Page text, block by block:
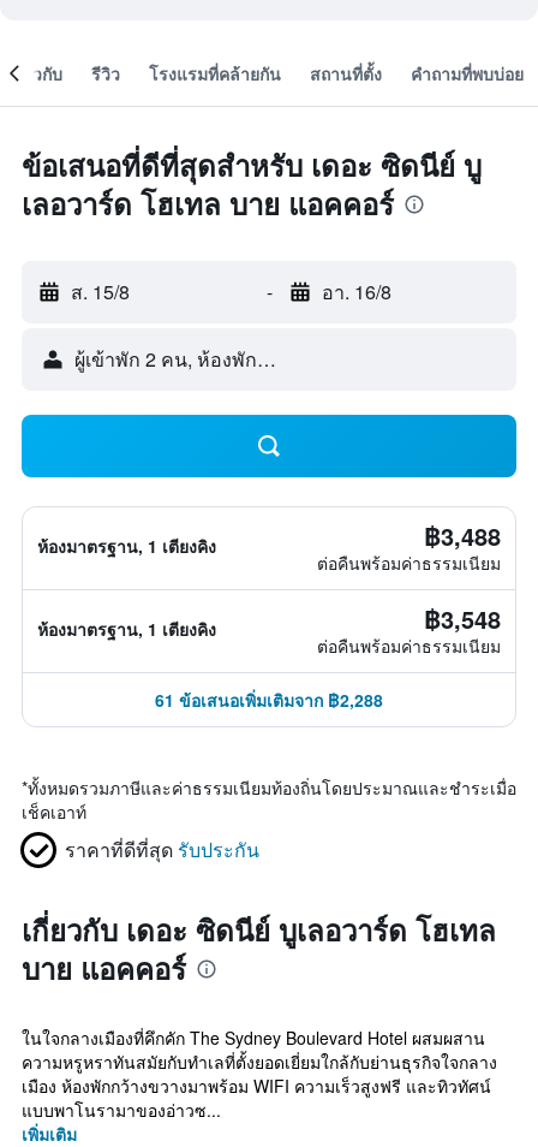
เกี่ยวกับ รีวิว โรงแรมที่คล้ายกัน สถานที่ตั้ง คำถามที่พบบ่อย
ข้อเสนอที่ดีที่สุดสำหรับ เดอะ ซิดนีย์ บู
เลอวาร์ด โฮเทล บาย แอคคอร์
ส. 15/8 - อา. 16/8
ผู้เข้าพัก 2 คน, ห้องพัก 1 ห้อง
ห้องมาตรฐาน, 1 เตียงคิง ฿3,488
ต่อคืนพร้อมค่าธรรมเนียม
ห้องมาตรฐาน, 1 เตียงคิง ฿3,548
ต่อคืนพร้อมค่าธรรมเนียม
61 ข้อเสนอเพิ่มเติมจาก ฿2,288
*ทั้งหมดรวมภาษีและค่าธรรมเนียมท้องถิ่นโดยประมาณและชำระเมื่อ
เช็คเอาท์
ราคาที่ดีที่สุด รับประกัน
เกี่ยวกับ เดอะ ซิดนีย์ บูเลอวาร์ด โฮเทล
บาย แอคคอร์
ในใจกลางเมืองที่คึกคัก The Sydney Boulevard Hotel ผสมผสาน
ความหรูหราทันสมัยกับทำเลที่ตั้งยอดเยี่ยมใกล้กับย่านธุรกิจใจกลาง
เมือง ห้องพักกว้างขวางมาพร้อม WIFI ความเร็วสูงฟรี และทิวทัศน์
แบบพาโนรามาของอ่าวซ...
เพิ่มเติม